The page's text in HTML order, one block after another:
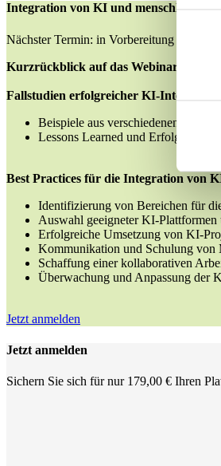
49
Integration von KI und menschlichen
Nächster Termin: in Vorbereitung
Kurzrückblick auf das Webinar der
Fallstudien erfolgreicher KI-
Beispiele aus verschiedenen
Lessons Learned und Erfolgsfaktoren
Best Practices für die Integration von
Identifizierung von Bereichen für
Auswahl geeigneter KI-
Erfolgreiche Umsetzung von KI-
Kommunikation und Schulung
Schaffung einer kollaborativen
Überwachung und Anpassung der
Jetzt anmelden
Jetzt anmelden
Sichern Sie sich für nur 179,00 € Ihren